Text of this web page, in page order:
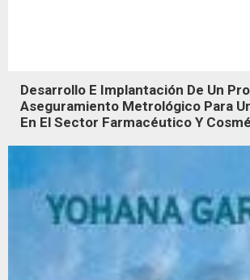
Desarrollo E Implantación De Un
Aseguramiento Metrológico Para
En El Sector Farmacéutico Y